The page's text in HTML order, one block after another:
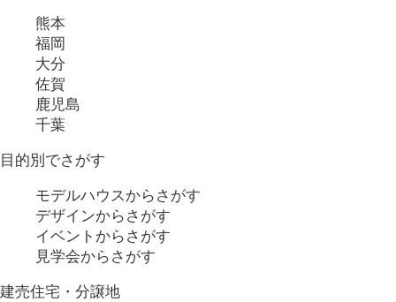
熊本
福岡
大分
佐賀
鹿児島
千葉
目的別でさがす
モデルハウスからさがす
デザインからさがす
イベントからさがす
見学会からさがす
建売住宅・分譲地